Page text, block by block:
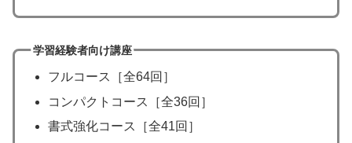
学習経験者向け講座
フルコース［全64回］
コンパクトコース［全36回］
書式強化コース［全41回］